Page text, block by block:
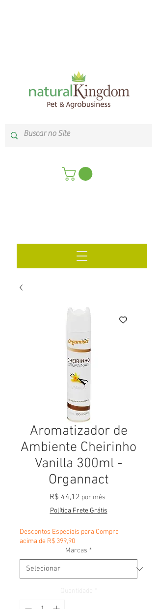
Aromatizador de
Ambiente Cheirinho
Vanilla 300ml -
Organnact
R$ 44,12Preço
por mês
Política Frete Grátis
Descontos Especiais para Compra
acima de R$ 399,90
Marcas *